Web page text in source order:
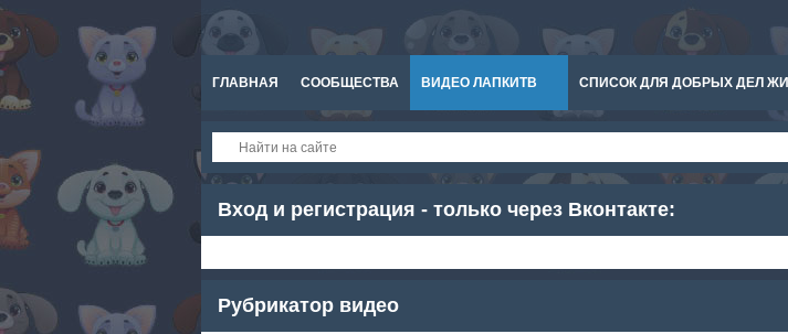
ГЛАВНАЯ СООБЩЕСТВА ВИДЕО ЛАПКИТВ СПИСОК ДЛЯ ДОБРЫХ ДЕЛ ЖИ
СПРАВКА
Вход и регистрация - только через Вконтакте:
Рубрикатор видео